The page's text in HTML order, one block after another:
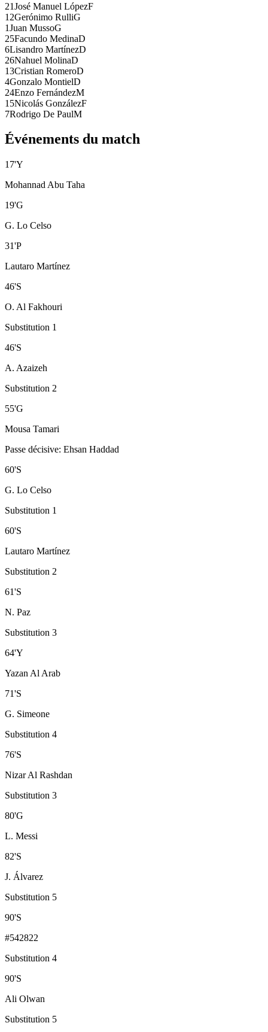
21José Manuel LópezF
12Gerónimo RulliG
1Juan MussoG
25Facundo MedinaD
6Lisandro MartínezD
26Nahuel MolinaD
13Cristian RomeroD
4Gonzalo MontielD
24Enzo FernándezM
15Nicolás GonzálezF
7Rodrigo De PaulM
Événements du match
17'Y
Mohannad Abu Taha
19'G
G. Lo Celso
31'P
Lautaro Martínez
46'S
O. Al Fakhouri
Substitution 1
46'S
A. Azaizeh
Substitution 2
55'G
Mousa Tamari
Passe décisive: Ehsan Haddad
60'S
G. Lo Celso
Substitution 1
60'S
Lautaro Martínez
Substitution 2
61'S
N. Paz
Substitution 3
64'Y
Yazan Al Arab
71'S
G. Simeone
Substitution 4
76'S
Nizar Al Rashdan
Substitution 3
80'G
L. Messi
82'S
J. Álvarez
Substitution 5
90'S
#542822
Substitution 4
90'S
Ali Olwan
Substitution 5